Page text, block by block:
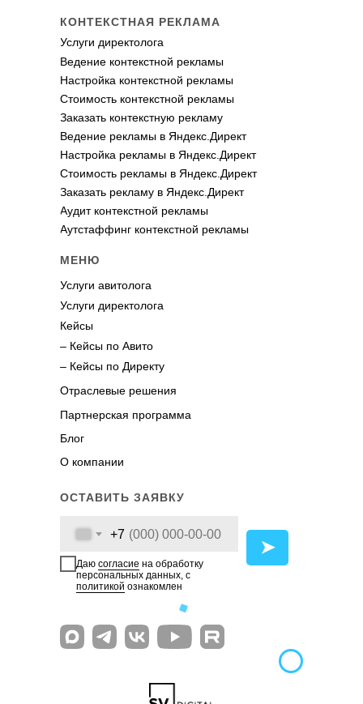
+7
Даю согласие на обработку
персональных данных, с
политикой ознакомлен
ОСТАВИТЬ ЗАЯВКУ
➤
Аутстаффинг контекстной рекламы
МЕНЮ
Кейсы
Отраслевые решения
Блог
Партнерская программа
О компании
Услуги авитолога
Услуги директолога
– Кейсы по Авито
– Кейсы по Директу
КОНТЕКСТНАЯ РЕКЛАМА
Настройка контекстной рекламы
Ведение рекламы в Яндекс.Директ
Стоимость рекламы в Яндекс.Директ
Настройка рекламы в Яндекс.Директ
Заказать рекламу в Яндекс.Директ
Аудит контекстной рекламы
Услуги директолога
Ведение контекстной рекламы
Стоимость контекстной рекламы
Заказать контекстную рекламу